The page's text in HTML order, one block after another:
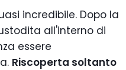
incredibile. Dopo la
all'interno di
essere
Riscoperta soltanto